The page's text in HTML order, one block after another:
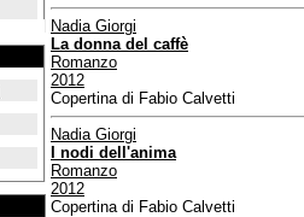
Nadia Giorgi
La donna del caffè
Romanzo
2012
Copertina di Fabio Calvetti
Nadia Giorgi
I nodi dell'anima
Romanzo
2012
Copertina di Fabio Calvetti